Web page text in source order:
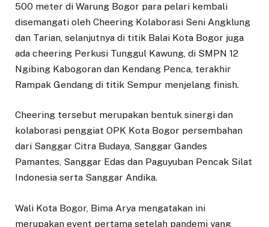
500 meter di Warung Bogor para pelari kembali
disemangati oleh Cheering Kolaborasi Seni Angklung
dan Tarian, selanjutnya di titik Balai Kota Bogor juga
ada cheering Perkusi Tunggul Kawung, di SMPN 12
Ngibing Kabogoran dan Kendang Penca, terakhir
Rampak Gendang di titik Sempur menjelang finish.
Cheering tersebut merupakan bentuk sinergi dan
kolaborasi penggiat OPK Kota Bogor persembahan
dari Sanggar Citra Budaya, Sanggar Gandes
Pamantes, Sanggar Edas dan Paguyuban Pencak Silat
Indonesia serta Sanggar Andika.
Wali Kota Bogor, Bima Arya mengatakan ini
merupakan event pertama setelah pandemi yang